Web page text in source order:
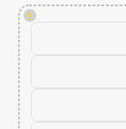
!